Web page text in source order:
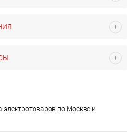
электротоваров по Москве и